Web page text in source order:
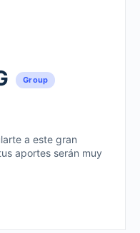
Group
a este gran
aportes serán muy